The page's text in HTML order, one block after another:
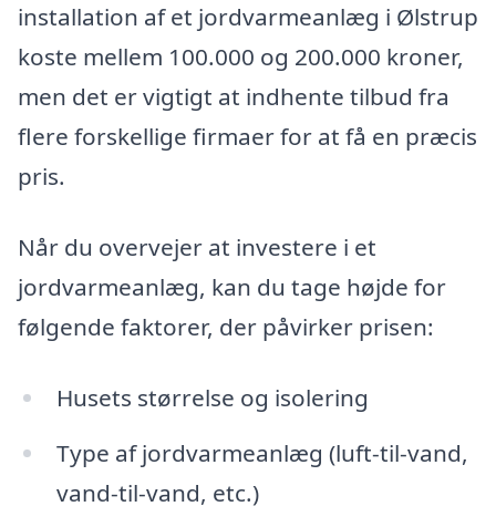
installation af et jordvarmeanlæg i Ølstrup
koste mellem 100.000 og 200.000 kroner,
men det er vigtigt at indhente tilbud fra
flere forskellige firmaer for at få en præcis
pris.
Når du overvejer at investere i et
jordvarmeanlæg, kan du tage højde for
følgende faktorer, der påvirker prisen:
Husets størrelse og isolering
Type af jordvarmeanlæg (luft-til-vand,
vand-til-vand, etc.)